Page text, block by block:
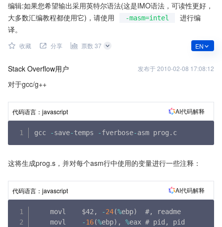
编辑:如果您希望输出采用英特尔语法(这是IMO语法，可读性更好，
大多数汇编教程都使用它)，请使用
-masm=intel
进行编
译。
收藏 分享 票数 37 EN
Stack Overflow用户 发布于2010-02-08 17:08:12
对于gcc/g++
代码语言： javascript AI代码解释
gcc -save-temps -fverbose-asm prog . c
这将生成prog.s，并对每个asm行中使用的变量进行一些注释：
代码语言： javascript AI代码解释
    movl    $42
, -24(%ebp)
  #
,
readme
    movl
-16(%ebp) , %eax # pid ,
pid